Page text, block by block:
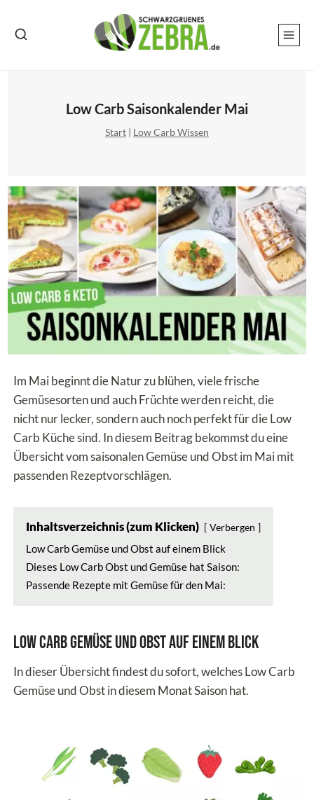
Inhalt
Low Carb Saisonkalender Mai
Start | Low Carb Wissen
Im Mai beginnt die Natur zu blühen, viele frische
Gemüsesorten und auch Früchte werden reicht, die
nicht nur lecker, sondern auch noch perfekt für die Low
Carb Küche sind. In diesem Beitrag bekommst du eine
Übersicht vom saisonalen Gemüse und Obst im Mai mit
passenden Rezeptvorschlägen.
Inhaltsverzeichnis (zum Klicken) Verbergen
Low Carb Gemüse und Obst auf einem Blick
Dieses Low Carb Obst und Gemüse hat Saison:
Passende Rezepte mit Gemüse für den Mai:
Low Carb Gemüse und Obst auf einem Blick
In dieser Übersicht findest du sofort, welches Low Carb
Gemüse und Obst in diesem Monat Saison hat.